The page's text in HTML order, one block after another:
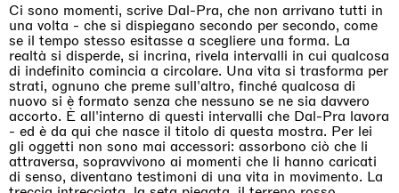
Ci sono momenti, scrive Dal-Pra, che non arrivano tutti in
una volta - che si dispiegano secondo per secondo, come
se il tempo stesso esitasse a scegliere una forma. La
realtà si disperde, si incrina, rivela intervalli in cui qualcosa
di indefinito comincia a circolare. Una vita si trasforma per
strati, ognuno che preme sull'altro, finché qualcosa di
nuovo si è formato senza che nessuno se ne sia davvero
accorto. È all'interno di questi intervalli che Dal-Pra lavora
- ed è da qui che nasce il titolo di questa mostra. Per lei
gli oggetti non sono mai accessori: assorbono ciò che li
attraversa, sopravvivono ai momenti che li hanno caricati
di senso, diventano testimoni di una vita in movimento. La